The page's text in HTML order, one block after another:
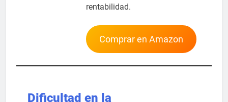
rentabilidad.
Comprar en Amazon
Dificultad en la